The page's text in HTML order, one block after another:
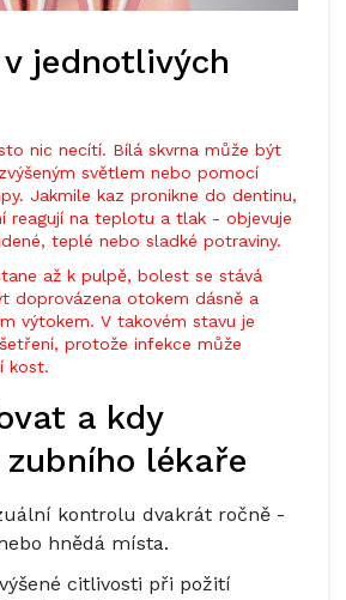
jednotlivých
nic necítí. Bílá skvrna může být
světlem nebo pomocí
Jakmile kaz pronikne do dentinu,
reagují na teplotu a tlak - objevuje
teplé nebo sladké potraviny.
až k pulpě, bolest se stává
doprovázena otokem dásně a
výtokem. V takovém stavu je
protože infekce může
kost.
a kdy
lékaře
kontrolu dvakrát ročně -
hnědá místa.
citlivosti při požití